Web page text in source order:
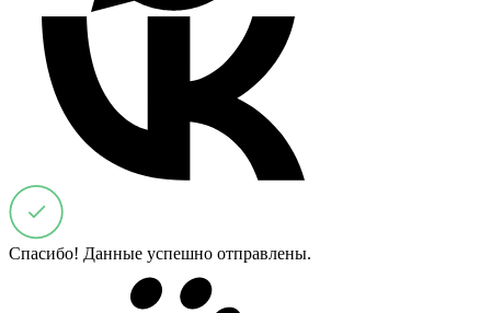
Спасибо! Данные успешно отправлены.